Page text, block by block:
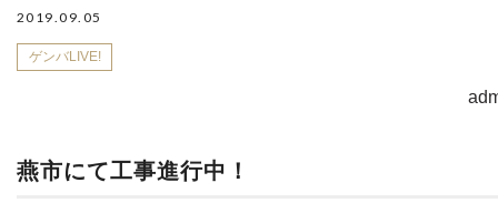
2019.09.05
ゲンバLIVE!
燕市にて工事進行中！